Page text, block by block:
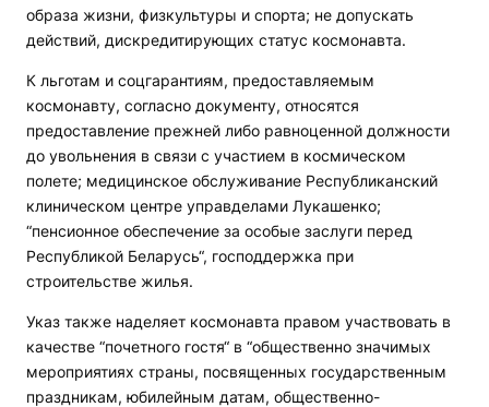
образа жизни, физкультуры и спорта; не допускать
действий, дискредитирующих статус космонавта.
К льготам и соцгарантиям, предоставляемым
космонавту, согласно документу, относятся
предоставление прежней либо равноценной должности
до увольнения в связи с участием в космическом
полете; медицинское обслуживание Республиканский
клиническом центре управделами Лукашенко;
“пенсионное обеспечение за особые заслуги перед
Республикой Беларусь“, господдержка при
строительстве жилья.
Указ также наделяет космонавта правом участвовать в
качестве “почетного гостя“ в “общественно значимых
мероприятиях страны, посвященных государственным
праздникам, юбилейным датам, общественно-